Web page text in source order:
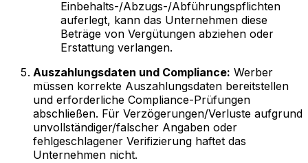
Einbehalts-/Abzugs-/Abführungspflichten
auferlegt, kann das Unternehmen diese
Beträge von Vergütungen abziehen oder
Erstattung verlangen.
Auszahlungsdaten und Compliance: Werber
müssen korrekte Auszahlungsdaten bereitstellen
und erforderliche Compliance-Prüfungen
abschließen. Für Verzögerungen/Verluste aufgrund
unvollständiger/falscher Angaben oder
fehlgeschlagener Verifizierung haftet das
Unternehmen nicht.